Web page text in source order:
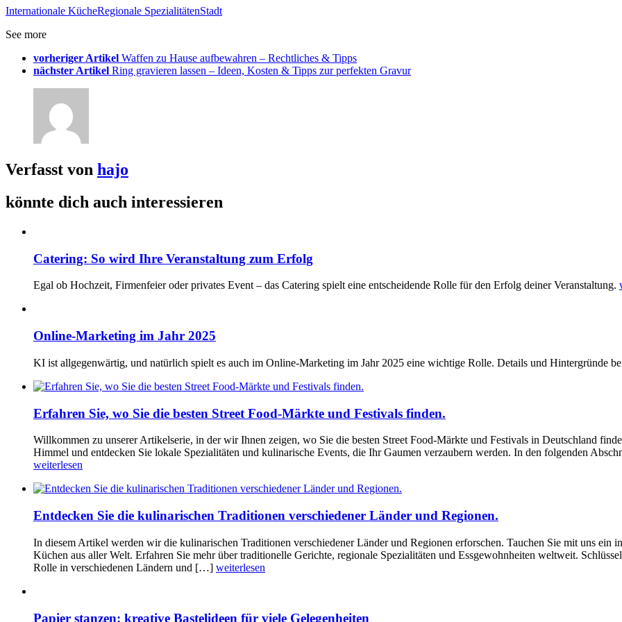
Internationale KücheRegionale SpezialitätenStadt
See more
vorheriger Artikel Waffen zu Hause aufbewahren – Rechtliches & Tipps
nächster Artikel Ring gravieren lassen – Ideen, Kosten & Tipps zur perfekten Gravur
Verfasst von hajo
könnte dich auch interessieren
Catering: So wird Ihre Veranstaltung zum Erfolg
Egal ob Hochzeit, Firmenfeier oder privates Event – das Catering spielt eine entscheidende Rolle für den Erfolg deiner Veranstaltung.
Online-Marketing im Jahr 2025
KI ist allgegenwärtig, und natürlich spielt es auch im Online-Marketing im Jahr 2025 eine wichtige Rolle. Details und Hintergründe
Erfahren Sie, wo Sie die besten Street Food-Märkte und Festivals finden.
Willkommen zu unserer Artikelserie, in der wir Ihnen zeigen, wo Sie die besten Street Food-Märkte und Festivals in Deutschland
Himmel und entdecken Sie lokale Spezialitäten und kulinarische Events, die Ihr Gaumen verzaubern werden. In den folgenden
weiterlesen
Entdecken Sie die kulinarischen Traditionen verschiedener Länder und Regionen.
In diesem Artikel werden wir die kulinarischen Traditionen verschiedener Länder und Regionen erforschen. Tauchen Sie mit uns ein
Küchen aus aller Welt. Erfahren Sie mehr über traditionelle Gerichte, regionale Spezialitäten und Essgewohnheiten weltweit.
Rolle in verschiedenen Ländern und […] weiterlesen
Papier stanzen: kreative Bastelideen für viele Gelegenheiten